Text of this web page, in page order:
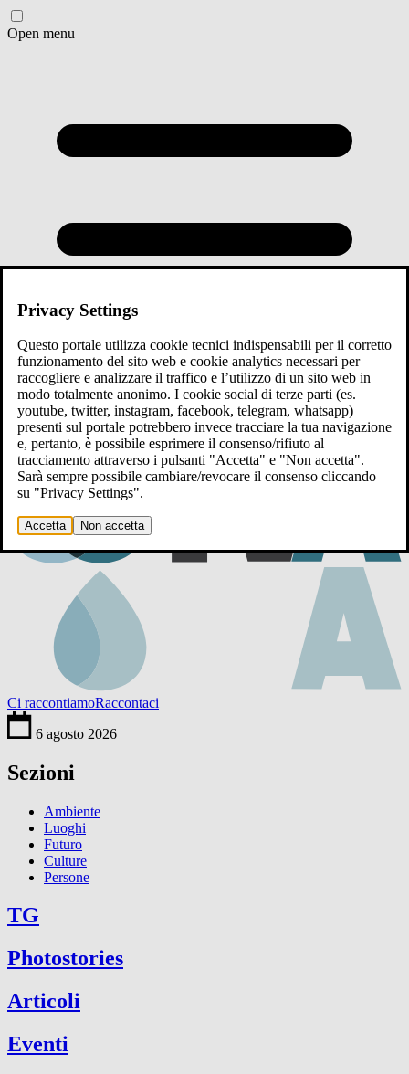
Open menu
Ci raccontiamoRaccontaci
6 agosto 2026
Sezioni
Ambiente
Luoghi
Futuro
Culture
Persone
TG
Photostories
Articoli
Eventi
Privacy Settings
Questo portale utilizza cookie tecnici indispensabili per il corretto
funzionamento del sito web e cookie analytics necessari per
raccogliere e analizzare il traffico e l’utilizzo di un sito web in
modo totalmente anonimo. I cookie social di terze parti (es.
youtube, twitter, instagram, facebook, telegram, whatsapp)
presenti sul portale potrebbero invece tracciare la tua navigazione
e, pertanto, è possibile esprimere il consenso/rifiuto al
tracciamento attraverso i pulsanti "Accetta" e "Non accetta".
Sarà sempre possibile cambiare/revocare il consenso cliccando
su "Privacy Settings".
Accetta Non accetta